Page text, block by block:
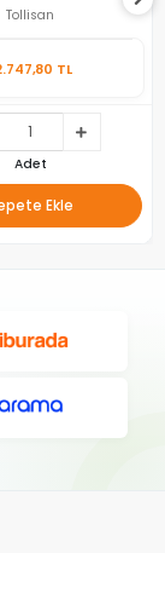
Tollisan
TL
Adet
Ekle